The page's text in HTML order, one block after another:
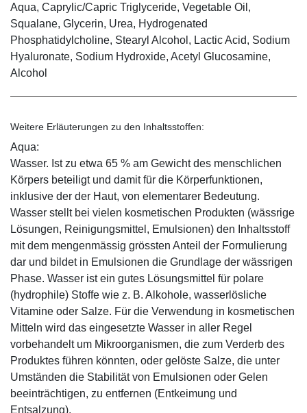
Aqua, Caprylic/Capric Triglyceride, Vegetable Oil,
Squalane, Glycerin, Urea, Hydrogenated
Phosphatidylcholine, Stearyl Alcohol, Lactic Acid, Sodium
Hyaluronate, Sodium Hydroxide, Acetyl Glucosamine,
Alcohol
Weitere Erläuterungen zu den Inhaltsstoffen:
Aqua:
Wasser. Ist zu etwa 65 % am Gewicht des menschlichen
Körpers beteiligt und damit für die Körperfunktionen,
inklusive der der Haut, von elementarer Bedeutung.
Wasser stellt bei vielen kosmetischen Produkten (wässrige
Lösungen, Reinigungsmittel, Emulsionen) den Inhaltsstoff
mit dem mengenmässig grössten Anteil der Formulierung
dar und bildet in Emulsionen die Grundlage der wässrigen
Phase. Wasser ist ein gutes Lösungsmittel für polare
(hydrophile) Stoffe wie z. B. Alkohole, wasserlösliche
Vitamine oder Salze. Für die Verwendung in kosmetischen
Mitteln wird das eingesetzte Wasser in aller Regel
vorbehandelt um Mikroorganismen, die zum Verderb des
Produktes führen könnten, oder gelöste Salze, die unter
Umständen die Stabilität von Emulsionen oder Gelen
beeinträchtigen, zu entfernen (Entkeimung und
Entsalzung).